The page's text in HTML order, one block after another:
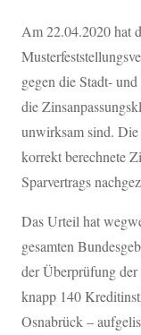
Am 22.04.2020 hat
gegen die Stadt-
die
unwirksam sind.
korrekt berechnete
Sparvertrags
Das Urteil hat
gesamten
der Überprüfung der
knapp 140
Osnabrück –